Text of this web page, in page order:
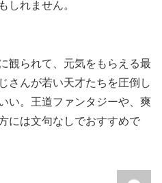
しれません。
観られて、元気をもらえる最
さんが若い天才たちを圧倒し
い。王道ファンタジーや、爽
には文句なしでおすすめで